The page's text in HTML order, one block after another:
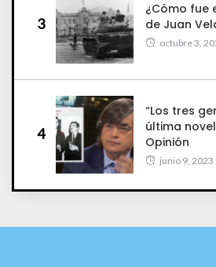
3
¿Cómo fue
de Juan
octubre 3,
4
“Los tres
última
Opinión
junio 9, 2023